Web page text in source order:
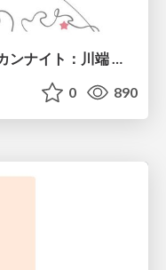
ローターアクトEクラブ アメリカンナイト：川端 柚菜 氏（Japan O.K. ローターアクトEクラブ 会長）:2720 Japan O.K. ロータリーEクラブ2025年12月1日卓話
0 890